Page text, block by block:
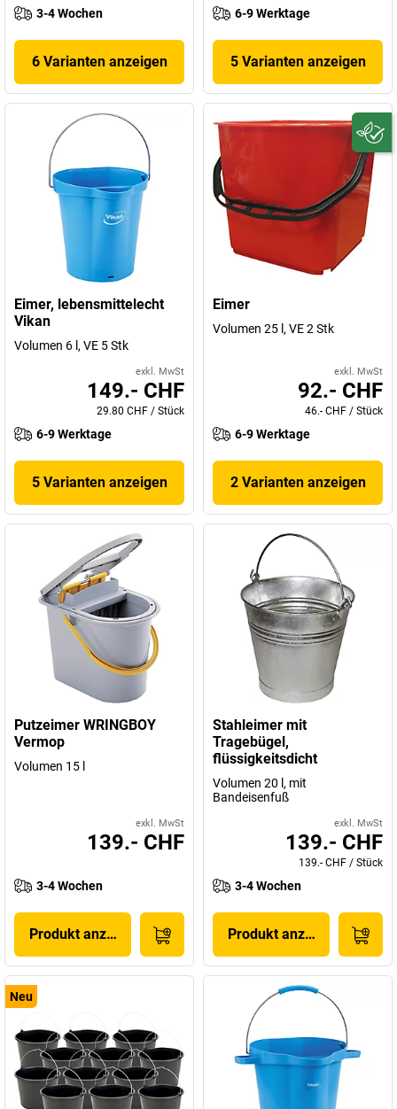
3-4 Wochen
6 Varianten anzeigen
6-9 Werktage
5 Varianten anzeigen
Eimer, lebensmittelecht
Vikan
Volumen 6 l, VE 5 Stk
exkl. MwSt
149.- CHF
29.80 CHF / Stück
6-9 Werktage
5 Varianten anzeigen
Eimer
Volumen 25 l, VE 2 Stk
exkl. MwSt
92.- CHF
46.- CHF / Stück
6-9 Werktage
2 Varianten anzeigen
Putzeimer WRINGBOY
Vermop
Volumen 15 l
exkl. MwSt
139.- CHF
3-4 Wochen
Produkt anzeigen
Stahleimer mit
Tragebügel,
flüssigkeitsdicht
Volumen 20 l, mit
Bandeisenfuß
exkl. MwSt
139.- CHF
139.- CHF / Stück
3-4 Wochen
Produkt anzeigen
Neu